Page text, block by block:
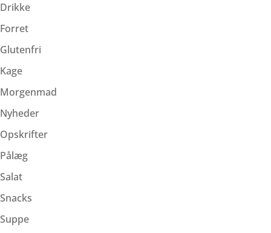
Drikke
Forret
Glutenfri
Kage
Morgenmad
Nyheder
Opskrifter
Pålæg
Salat
Snacks
Suppe